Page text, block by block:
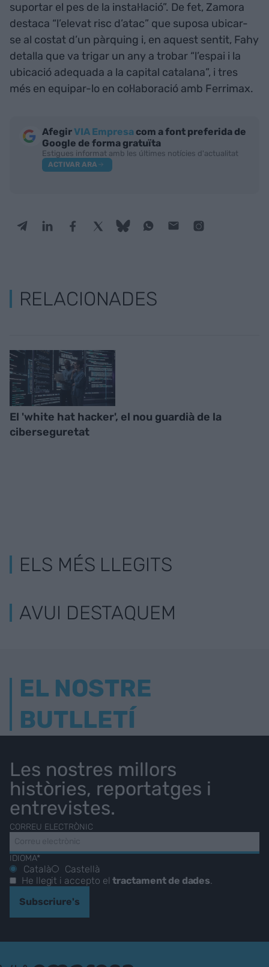
suportar el pes de la instal·lació”. De fet, Zamora
destaca “l’elevat risc d’atac” que suposa ubicar-
se al costat d’un pàrquing i, en aquest sentit, Fahy
detalla que va trigar un any a trobar “l’espai i la
ubicació adequada a la capital catalana”, i tres
més en equipar-lo en col·laboració amb Ferrimax.
AfegirVIA Empresa com a font preferida de
Google de forma gratuïta
Estigues informat amb les últimes notícies d'actualitat
ACTIVAR ARA
RELACIONADES
El 'white hat hacker', el nou guardià de la
ciberseguretat
ELS MÉS LLEGITS
AVUI DESTAQUEM
EL NOSTRE
BUTLLETÍ
Les nostres millors
històries, reportatges i
entrevistes.
CORREU ELECTRÒNIC
IDIOMA*
Català
Castellà
He llegit i accepto eltractament de dades
Subscriure's